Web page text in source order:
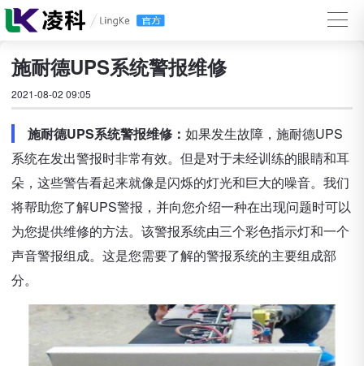
施耐德UPS系统警报维修
2021-08-02 09:05
施耐德UPS系统警报维修： 如果发生故障，施耐德UPS
系统在发出警报时非常有效。但是对于未经训练的眼睛和耳
朵，这些警告看起来就像是闪烁的灯光和巨大的噪音。我们
将帮助您了解UPS警报，并向您介绍一种在出现问题时可以
为您提供维修的方法。该警报系统由三个彩色指示灯和一个
声音警报组成。这是您需要了解的警报系统的主要组成部
分。